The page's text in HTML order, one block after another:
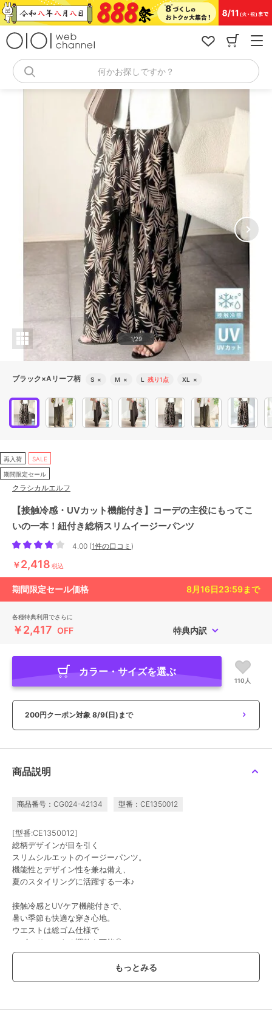
コ
ン
何かお探しですか？
1/29
ブラック×Aリーフ柄 S × M × L 残り1点 XL ×
再入荷 SALE
期間限定セール
クラシカルエルフ
【接触冷感・UVカット機能付き】コーデの主役にもってこ
いの一本！紐付き総柄スリムイージーパンツ
4.00 (1件の口コミ )
￥2,418 税込
期間限定セール価格 8月16日23:59まで
各種特典利用でさらに
￥2,417 OFF 特典内訳
カラー・サイズを選ぶ
110人
200円クーポン対象 8/9(日)まで
商品説明
商品番号：CG024-42134 型番：CE1350012
[型番:CE1350012]
総柄デザインが目を引く
スリムシルエットのイージーパンツ。
機能性とデザイン性を兼ね備え、
夏のスタイリングに活躍する一本♪
接触冷感とUVケア機能付きで、
暑い季節も快適な穿き心地。
ウエストは総ゴム仕様で
スピンドルによる調整も可能◎
落ち感のある素材で
すっきりとした印象に仕上がります♪